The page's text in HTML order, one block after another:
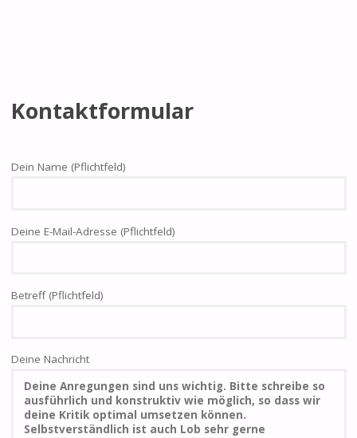
Kontaktformular
Dein Name (Pflichtfeld)
Deine E-Mail-Adresse (Pflichtfeld)
Betreff (Pflichtfeld)
Deine Nachricht